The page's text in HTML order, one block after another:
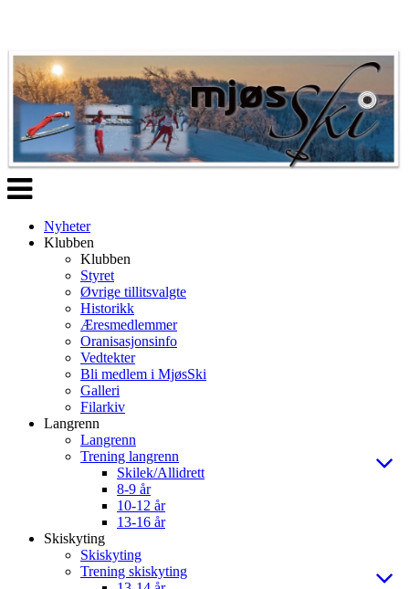
Veksle
navigasjon
Nyheter
Klubben
Klubben
Styret
Øvrige tillitsvalgte
Historikk
Æresmedlemmer
Oranisasjonsinfo
Vedtekter
Bli medlem i MjøsSki
Galleri
Filarkiv
Langrenn
Langrenn
Trening langrenn
Skilek/Allidrett
8-9 år
10-12 år
13-16 år
Skiskyting
Skiskyting
Trening skiskyting